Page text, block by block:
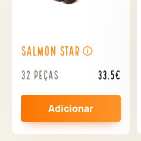
Salmon Star
32 peças 33.5€
Adicionar